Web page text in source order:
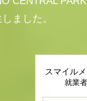
ました。
スマイル
就業